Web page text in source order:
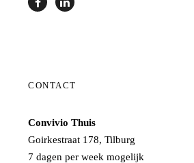
CONTACT
Convivio Thuis
Goirkestraat 178, Tilburg
7 dagen per week mogelijk